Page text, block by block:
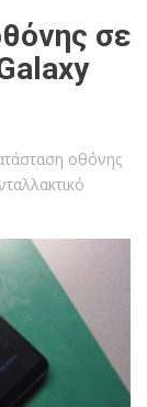
σε
οθόνης